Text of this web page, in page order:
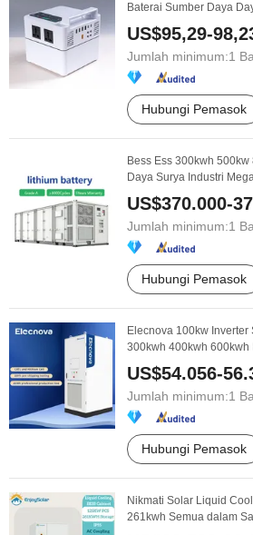
Baterai Sumber Daya
US$95,29-
Jumlah minimum:1
Hubungi Pemasok
Bess Ess 300kwh 500kw
Daya Surya Industri
US$370.000-
Jumlah minimum:1
Hubungi Pemasok
Elecnova 100kw
300kwh 400kwh 600kwh
US$54.056-
Jumlah minimum:1
Hubungi Pemasok
Nikmati Solar Liquid
261kwh Semua dalam